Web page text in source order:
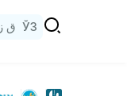
ق ز ЎЗ